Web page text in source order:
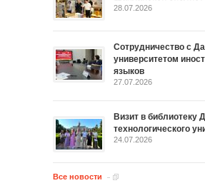
28.07.2026
Сотрудничество с
университетом
языков
27.07.2026
Визит в библиотеку
технологического
24.07.2026
Все новости